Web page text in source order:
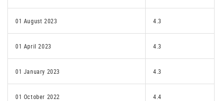
01 August 2023 4.3
01 April 2023 4.3
01 January 2023 4.3
01 October 2022 4.4